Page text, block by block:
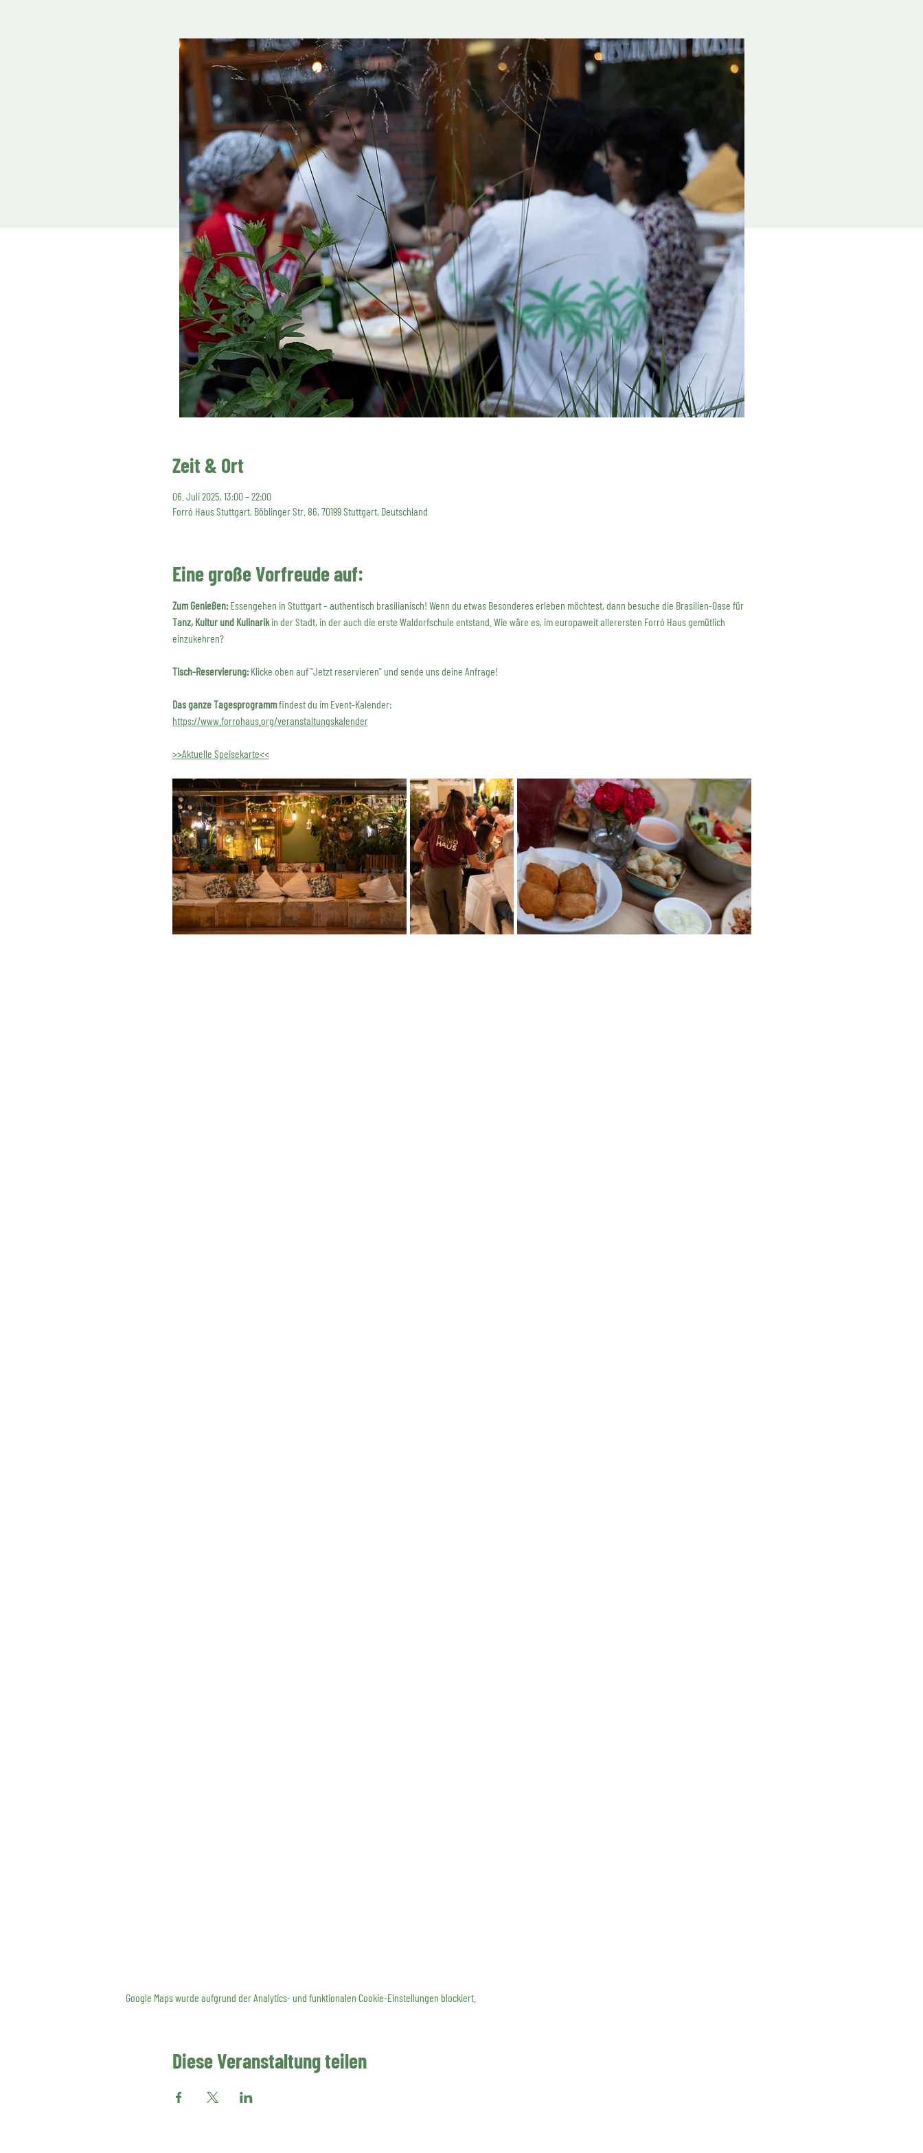
Zeit & Ort
06. Juli 2025, 13:00 – 22:00
Forró Haus Stuttgart, Böblinger Str. 86, 70199 Stuttgart, Deutschland
Eine große Vorfreude auf:
Zum Genießen: Essengehen in Stuttgart – authentisch brasilianisch! Wenn du etwas Besonderes erleben möchtest, dann besuche die Brasilien-Oase für
Tanz, Kultur und Kulinarik in der Stadt, in der auch die erste Waldorfschule entstand. Wie wäre es, im europaweit allerersten Forró Haus gemütlich
einzukehren?
Tisch-Reservierung: Klicke oben auf "Jetzt reservieren" und sende uns deine Anfrage!
Das ganze Tagesprogramm findest du im Event-Kalender:
https://www.forrohaus.org/veranstaltungskalender
>>Aktuelle Speisekarte<<
Google Maps wurde aufgrund der Analytics- und funktionalen Cookie-Einstellungen blockiert.
Diese Veranstaltung teilen